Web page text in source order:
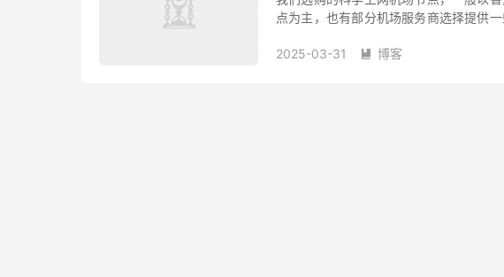
点为主，也有部分机场服务商选择提供
需...
2025-03-31  博客